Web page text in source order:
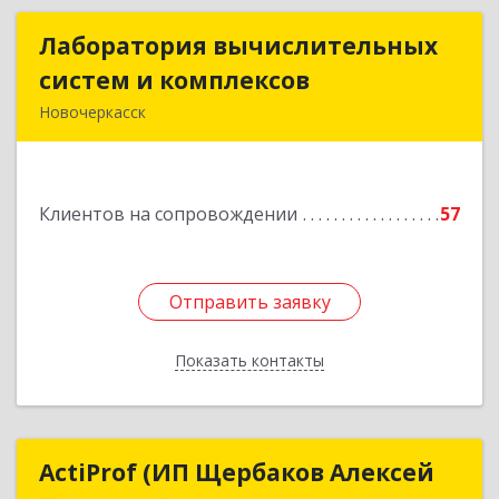
Лаборатория вычислительных
систем и комплексов
Новочеркасск
Клиентов на сопровождении 57
Отправить заявку
Показать контакты
Лаборатория вычислительных
систем и комплексов
Подробнее
Отправить заявку
Назад
ActiProf (ИП Щербаков Алексей
ActiProf (ИП Щербаков Алексей